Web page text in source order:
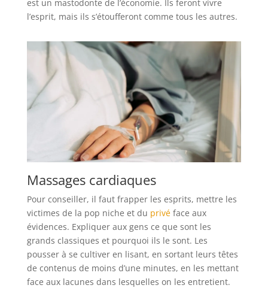
est un mastodonte de l’économie. Ils feront vivre
l’esprit, mais ils s’étoufferont comme tous les autres.
Massages cardiaques
Pour conseiller, il faut frapper les esprits, mettre les
victimes de la pop niche et du privéface aux
évidences. Expliquer aux gens ce que sont les
grands classiques et pourquoi ils le sont. Les
pousser à se cultiver en lisant, en sortant leurs têtes
de contenus de moins d’une minutes, en les mettant
face aux lacunes dans lesquelles on les entretient.